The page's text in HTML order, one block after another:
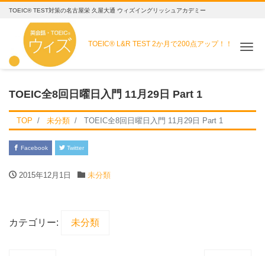
TOEIC® TEST対策の名古屋栄 久屋大通 ウィズイングリッシュアカデミー
TOEIC® L&R TEST2か月で200点アップ！！
TOEIC全8回日曜日入門 11月29日 Part 1
TOP 未分類 TOEIC全8回日曜日入門 11月29日 Part 1
Facebook Twitter
2015年12月1日 未分類
カテゴリー: 未分類